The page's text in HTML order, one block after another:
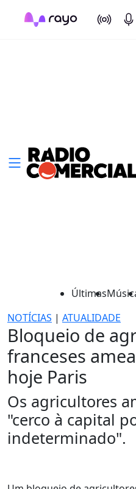
On Air
Últimas
NOTÍCIAS | ATUALIDADE
Bloqueio de
franceses
hoje Paris
Os agricultores
"cerco à capital
indeterminado".